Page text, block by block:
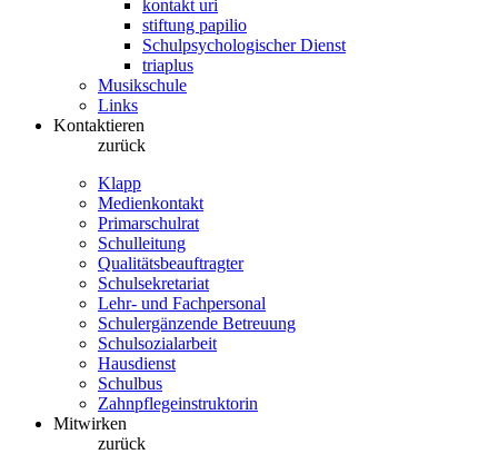
kontakt uri
stiftung papilio
Schulpsychologischer Dienst
triaplus
Musikschule
Links
Kontaktieren
zurück
Klapp
Medienkontakt
Primarschulrat
Schulleitung
Qualitätsbeauftragter
Schulsekretariat
Lehr- und Fachpersonal
Schulergänzende Betreuung
Schulsozialarbeit
Hausdienst
Schulbus
Zahnpflegeinstruktorin
Mitwirken
zurück